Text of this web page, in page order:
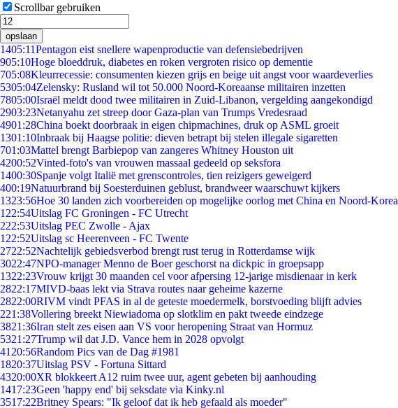
Scrollbar gebruiken
opslaan
1405:11Pentagon eist snellere wapenproductie van defensiebedrijven
905:10Hoge bloeddruk, diabetes en roken vergroten risico op dementie
705:08Kleurrecessie: consumenten kiezen grijs en beige uit angst voor waardeverlies
5305:04Zelensky: Rusland wil tot 50.000 Noord-Koreaanse militairen inzetten
7805:00Israël meldt dood twee militairen in Zuid-Libanon, vergelding aangekondigd
2903:23Netanyahu zet streep door Gaza-plan van Trumps Vredesraad
4901:28China boekt doorbraak in eigen chipmachines, druk op ASML groeit
1301:10Inbraak bij Haagse politie: dieven betrapt bij stelen illegale sigaretten
701:03Mattel brengt Barbiepop van zangeres Whitney Houston uit
4200:52Vinted-foto's van vrouwen massaal gedeeld op seksfora
1400:30Spanje volgt Italië met grenscontroles, tien reizigers geweigerd
400:19Natuurbrand bij Soesterduinen geblust, brandweer waarschuwt kijkers
1323:56Hoe 30 landen zich voorbereiden op mogelijke oorlog met China en Noord-Korea
1 22:54Uitslag FC Groningen - FC Utrecht
222:53Uitslag PEC Zwolle - Ajax
1 22:52Uitslag sc Heerenveen - FC Twente
2722:52Nachtelijk gebiedsverbod brengt rust terug in Rotterdamse wijk
3022:47NPO-manager Menno de Boer geschorst na dickpic in groepsapp
1322:23Vrouw krijgt 30 maanden cel voor afpersing 12-jarige misdienaar in kerk
2822:17MIVD-baas lekt via Strava routes naar geheime kazerne
2822:00RIVM vindt PFAS in al de geteste moedermelk, borstvoeding blijft advies
221:38Vollering breekt Niewiadoma op slotklim en pakt tweede eindzege
3821:36Iran stelt zes eisen aan VS voor heropening Straat van Hormuz
5321:27Trump wil dat J.D. Vance hem in 2028 opvolgt
41 20:56Random Pics van de Dag #1981
1820:37Uitslag PSV - Fortuna Sittard
4320:00XR blokkeert A12 ruim twee uur, agent gebeten bij aanhouding
1417:23Geen 'happy end' bij seksdate via Kinky.nl
3517:22Britney Spears: "Ik geloof dat ik heb gefaald als moeder"